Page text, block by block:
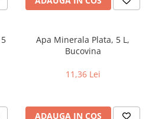
Apa Minerala Plata, 5 L,
Bucovina
11,36 Lei
ADAUGA IN COS